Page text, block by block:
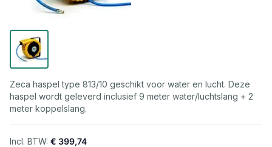
Zeca haspel type 813/10 geschikt voor water en lucht. Deze
haspel wordt geleverd inclusief 9 meter water/luchtslang + 2
meter koppelslang.
€ 399,74